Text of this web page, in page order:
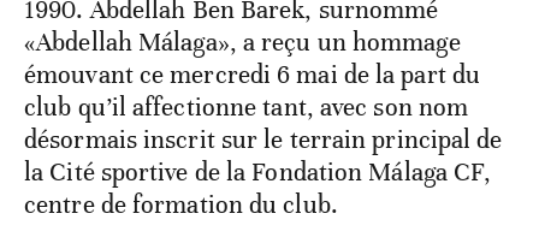
1990. Abdellah Ben Barek, surnommé
«Abdellah Málaga», a reçu un hommage
émouvant ce mercredi 6 mai de la part du
club qu’il affectionne tant, avec son nom
désormais inscrit sur le terrain principal de
la Cité sportive de la Fondation Málaga CF,
centre de formation du club.